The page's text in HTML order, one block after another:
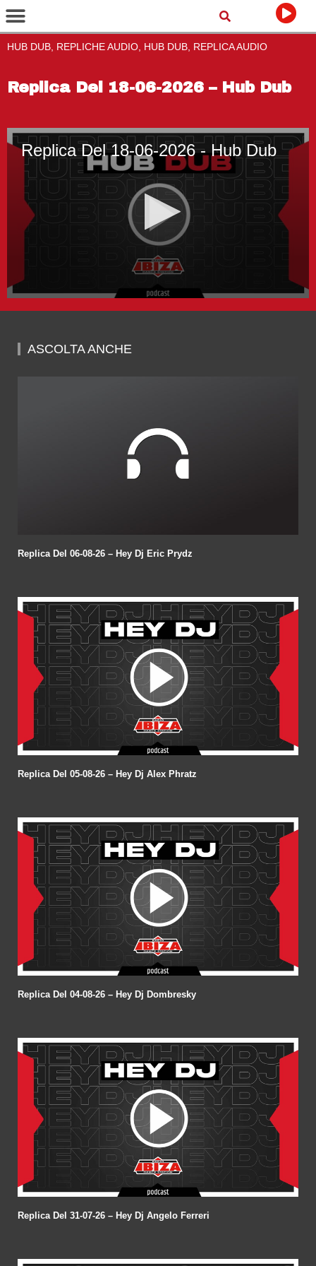
HUB DUB, REPLICHE AUDIO, HUB DUB, REPLICA AUDIO
Replica Del 18-06-2026 – Hub Dub
Replica Del 18-06-2026 - Hub Dub
seconds
minutes,
21
ASCOLTA ANCHE
Replica Del 06-08-26 – Hey Dj Eric Prydz
Replica Del 05-08-26 – Hey Dj Alex Phratz
Replica Del 04-08-26 – Hey Dj Dombresky
Replica Del 31-07-26 – Hey Dj Angelo Ferreri